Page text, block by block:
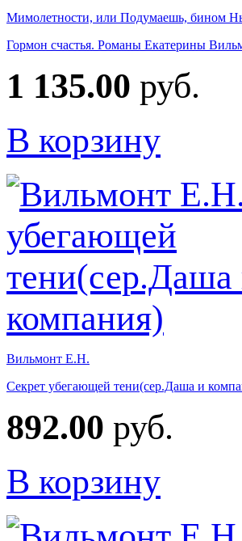
Мимолетности, или Подумаешь, бином
Гормон счастья. Романы Екатерины
1 135.00 руб.
В корзину
Вильмонт Е.Н.
Секрет убегающей тени(сер.Даша и
892.00 руб.
В корзину